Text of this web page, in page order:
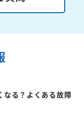
なる？よくある故障